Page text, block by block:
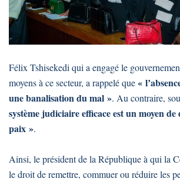
Félix Tshisekedi qui a engagé le
moyens à ce secteur, a rappelé que«
une banalisation du mal ». Au contraire,
système judiciaire efficace est un moyen de
paix ».
Ainsi, le président de la République à qui la
le droit de remettre, commuer ou réduire les